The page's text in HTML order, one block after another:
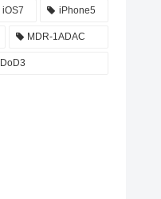
iOS7 iPhone5
MDR-1ADAC
DoD3